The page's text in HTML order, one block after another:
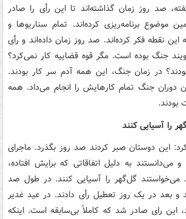
صد روز زمان گذاشته‌اند تا این رأی را صادر
موضوع برنامه‌ریزی کرده‌اند. تمام سناریوها و
این نقطه فکر کرده‌اند. صد روز زمان داده‌اند و رأی
جنگ بوده است. مگر قوه قضاییه کار نمی‌کرد؟
در زمان جنگ، این همه آدم سر کار بودند.
دوران جنگ تمام کارهایش را انجام می‌داد. همه
بودند.
را آسیایی کنند
این‌ دوستان صبر کردند صد روز بگذرد. ماجرای
می‌دانستند به دلیل اتفاقاتی که برایش افتاده،
می‌خواستند گل‌گهر را آسیایی کنند. در طول صد
و بعد در یک روز تعطیل رأی دادند. در عید غدیر
این رای صادر شد که کاملاً بی‌سابقه است. اینکه